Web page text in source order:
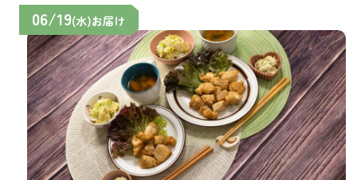
06/19(水)お届け